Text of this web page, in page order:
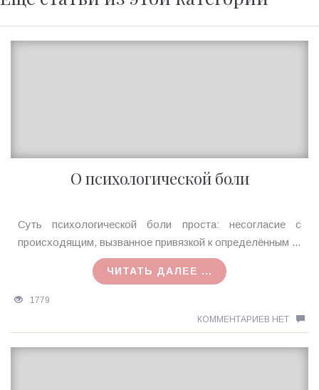
О психологической боли
Ирина
MagicTantra
Суть психологической боли проста: несогласие с
происходящим, вызванное привязкой к определённым ...
ЧИТАТЬ ДАЛЕЕ ...
1779
КОММЕНТАРИЕВ НЕТ